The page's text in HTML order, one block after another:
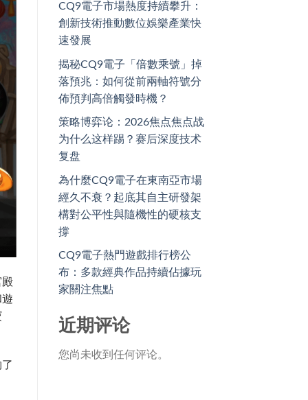
殿
CQ9電子市場熱度持續攀升：
創新技術推動數位娛樂產業快
速發展
揭秘CQ9電子「倍數乘號」掉
落預兆：如何從前兩軸符號分
佈預判高倍觸發時機？
策略博弈论：2026焦点焦点战
为什么这样踢？赛后深度技术
复盘
為什麼CQ9電子在東南亞市場
經久不衰？起底其自主研發架
構對公平性與隨機性的硬核支
撐
CQ9電子熱門遊戲排行榜公
布：多款經典作品持續佔據玩
家關注焦點
近期评论
您尚未收到任何评论。